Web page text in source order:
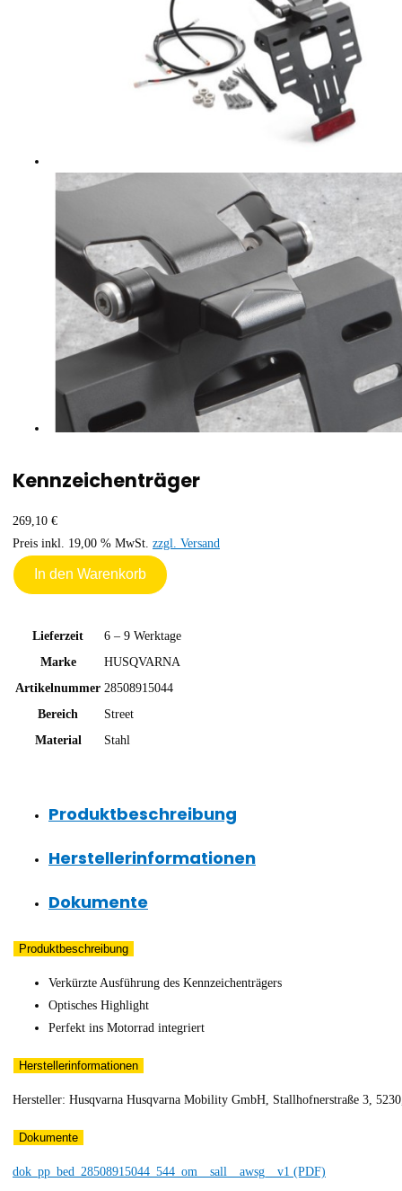
Kennzeichenträger
269,10 €
Preis inkl. 19,00 % MwSt. zzgl. Versand
In den Warenkorb
Lieferzeit
6 – 9 Werktage
Marke
HUSQVARNA
Artikelnummer 28508915044
Bereich
Street
Material
Stahl
Produktbeschreibung
Herstellerinformationen
Dokumente
Produktbeschreibung
Verkürzte Ausführung des Kennzeichenträgers
Optisches Highlight
Perfekt ins Motorrad integriert
Herstellerinformationen
Hersteller: Husqvarna Husqvarna Mobility GmbH, Stallhofnerstraße 3,
Dokumente
dok_pp_bed_28508915044_544_om__sall__awsg__v1 (PDF)